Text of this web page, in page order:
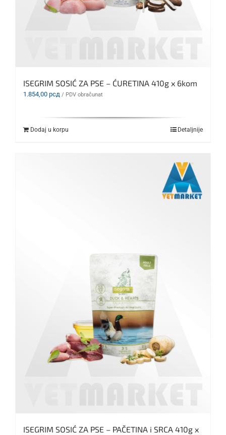
ISEGRIM SOSIĆ ZA PSE – ĆURETINA 410g x 6kom
1.854,00 рсд / PDV obračunat
Dodaj u korpu Detaljnije
ISEGRIM SOSIĆ ZA PSE – PAČETINA i SRCA 410g x